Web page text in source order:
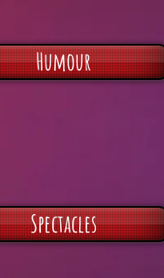
Humour
Spectacles